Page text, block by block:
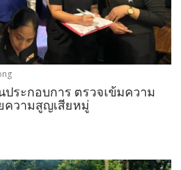
ระกอบการ ตรวจเข้มความ
ความสูญเสียหมู่